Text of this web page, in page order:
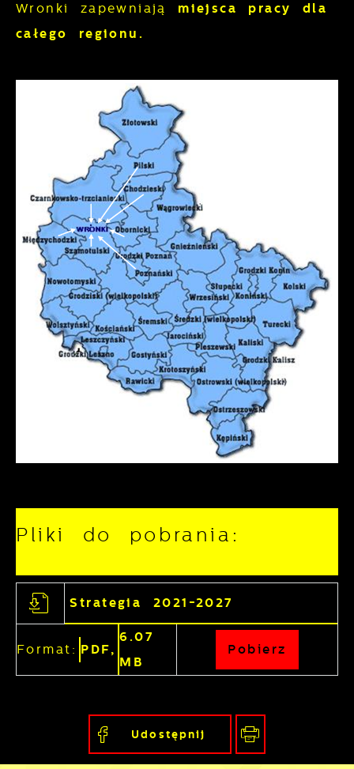
Wronki zapewniają miejsca pracy dla
całego regionu.
Pliki do pobrania:
Strategia 2021-2027
Format: PDF,
6.07
MB
Pobierz
Udostępnij